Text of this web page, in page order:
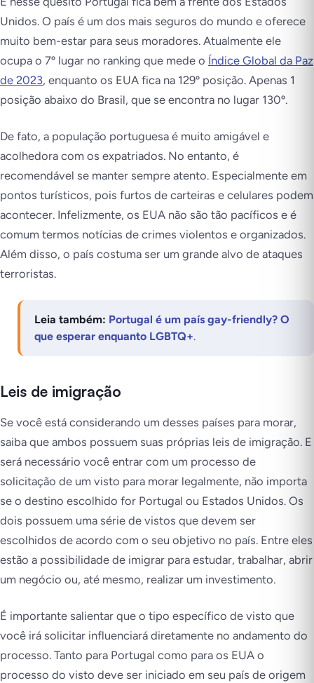
Unidos. O país é um dos mais seguros do mundo e oferece
muito bem-estar para seus moradores. Atualmente ele
ocupa o 7º lugar no ranking que mede o Índice Global da Paz
de 2023, enquanto os EUA fica na 129º posição. Apenas 1
posição abaixo do Brasil, que se encontra no lugar 130º.
De fato, a população portuguesa é muito amigável e
acolhedora com os expatriados. No entanto, é
recomendável se manter sempre atento. Especialmente em
pontos turísticos, pois furtos de carteiras e celulares podem
acontecer. Infelizmente, os EUA não são tão pacíficos e é
comum termos notícias de crimes violentos e organizados.
Além disso, o país costuma ser um grande alvo de ataques
terroristas.
Leia também: Portugal é um país gay-friendly? O
que esperar enquanto LGBTQ+.
Leis de imigração
Se você está considerando um desses países para morar,
saiba que ambos possuem suas próprias leis de imigração. E
será necessário você entrar com um processo de
solicitação de um visto para morar legalmente, não importa
se o destino escolhido for Portugal ou Estados Unidos. Os
dois possuem uma série de vistos que devem ser
escolhidos de acordo com o seu objetivo no país. Entre eles
estão a possibilidade de imigrar para estudar, trabalhar, abrir
um negócio ou, até mesmo, realizar um investimento.
É importante salientar que o tipo específico de visto que
você irá solicitar influenciará diretamente no andamento do
processo. Tanto para Portugal como para os EUA o
processo do visto deve ser iniciado em seu país de origem